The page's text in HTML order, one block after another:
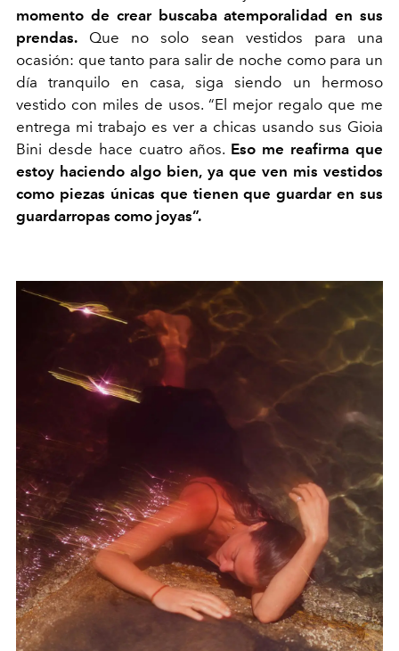
momento de crear buscaba atemporalidad en sus
prendas. Que no solo sean vestidos para una
ocasión: que tanto para salir de noche como para un
día tranquilo en casa, siga siendo un hermoso
vestido con miles de usos. “El mejor regalo que me
entrega mi trabajo es ver a chicas usando sus Gioia
Bini desde hace cuatro años. Eso me reafirma que
estoy haciendo algo bien, ya que ven mis vestidos
como piezas únicas que tienen que guardar en sus
guardarropas como joyas”.